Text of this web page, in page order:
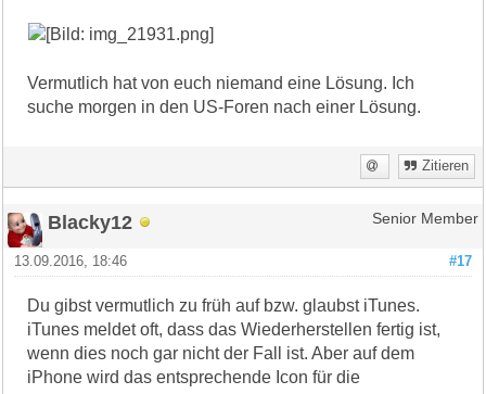
Vermutlich hat von euch niemand eine Lösung. Ich
suche morgen in den US-Foren nach einer Lösung.
Zitieren
Blacky12 Senior Member
#17
13.09.2016, 18:46
Du gibst vermutlich zu früh auf bzw. glaubst iTunes.
iTunes meldet oft, dass das Wiederherstellen fertig ist,
wenn dies noch gar nicht der Fall ist. Aber auf dem
iPhone wird das entsprechende Icon für die